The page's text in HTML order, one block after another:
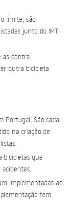
limite, são
junto do IMT
as contra
outra bicicleta
Portugal! São cada
na criação de
bicicletas que
implementadas ao
tem